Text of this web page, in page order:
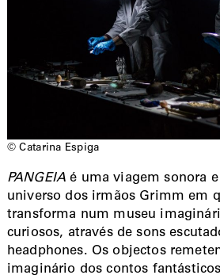
© Catarina Espiga
PANGEIA é uma viagem sonora
universo dos irmãos Grimm em
transforma num museu
curiosos, através de sons
headphones. Os objectos
imaginário dos contos